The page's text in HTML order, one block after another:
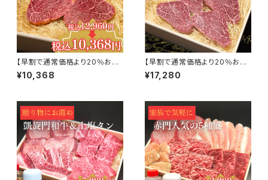
【早割で通常価格より20％お
得！】黒毛和牛シャトーブリアン
（150ｇ×2個）
¥10,368
【早割で通常価格より20％お
得！】黒毛和牛シャトーブリアン
（150g×4個）
¥17,280